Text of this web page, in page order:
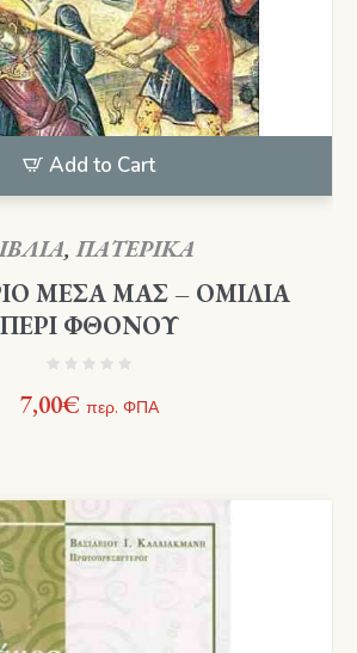
Add to Cart
,ΠΑΤΕΡΙΚΑ
ΜΕΣΑ ΜΑΣ – ΟΜΙΛΙΑ
ΠΕΡΙ ΦΘΟΝΟΥ
7,00€ περ. ΦΠΑ